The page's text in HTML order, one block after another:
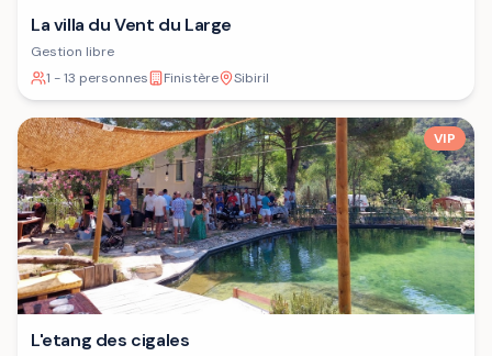
La villa du Vent du Large
Gestion libre
1 - 13 personnes
Finistère Sibiril
VIP
L'etang des cigales